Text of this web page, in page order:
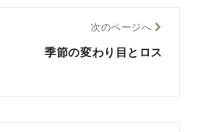
次のページへ
季節の変わり目とロス